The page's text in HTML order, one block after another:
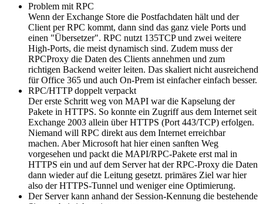
Problem mit RPC
Wenn der Exchange Store die Postfachdaten hält und der
Client per RPC kommt, dann sind das ganz viele Ports und
einen "Übersetzer". RPC nutzt 135TCP und zwei weitere
High-Ports, die meist dynamisch sind. Zudem muss der
RPCProxy die Daten des Clients annehmen und zum
richtigen Backend weiter leiten. Das skaliert nicht ausreichend
für Office 365 und auch On-Prem ist einfacher einfach besser.
RPC/HTTP doppelt verpackt
Der erste Schritt weg von MAPI war die Kapselung der
Pakete in HTTPS. So konnte ein Zugriff aus dem Internet seit
Exchange 2003 allein über HTTPS (Port 443/TCP) erfolgen.
Niemand will RPC direkt aus dem Internet erreichbar
machen. Aber Microsoft hat hier einen sanften Weg
vorgesehen und packt die MAPI/RPC-Pakete erst mal in
HTTPS ein und auf dem Server hat der RPC-Proxy die Daten
dann wieder auf die Leitung gesetzt. primäres Ziel war hier
also der HTTPS-Tunnel und weniger eine Optimierung.
Der Server kann anhand der Session-Kennung die bestehende